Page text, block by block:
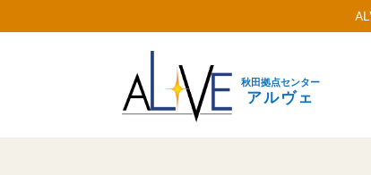
秋田拠点センター
アルヴェ